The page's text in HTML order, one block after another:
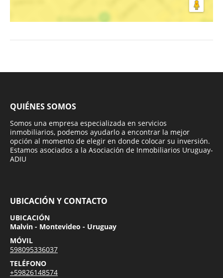
QUIÉNES SOMOS
Somos una empresa especializada en servicios
inmobiliarios, podemos ayudarlo a encontrar la mejor
opción al momento de elegir en donde colocar su inversión.
Estamos asociados a la Asociación de Inmobiliarios Uruguay-
ADIU
UBICACIÓN Y CONTACTO
UBICACIÓN
Malvin - Montevideo - Uruguay
MÓVIL
598095336037
TELÉFONO
+59826148574